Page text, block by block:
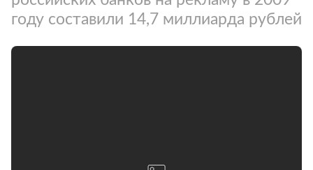
году составили 14,7 миллиарда рублей